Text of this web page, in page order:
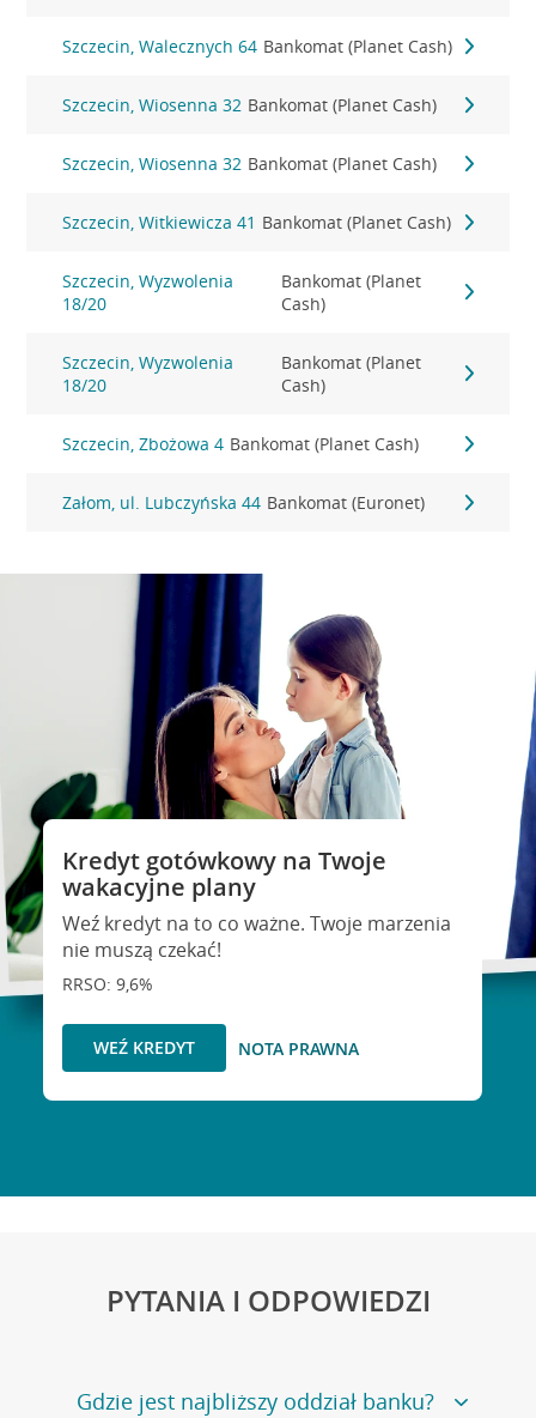
Szczecin, Walecznych 64 Bankomat (Planet Cash)
Szczecin, Wiosenna 32 Bankomat (Planet Cash)
Szczecin, Wiosenna 32 Bankomat (Planet Cash)
Szczecin, Witkiewicza 41 Bankomat (Planet Cash)
Szczecin, Wyzwolenia
18/20
Bankomat (Planet
Cash)
Szczecin, Wyzwolenia
18/20
Bankomat (Planet
Cash)
Szczecin, Zbożowa 4 Bankomat (Planet Cash)
Załom, ul. Lubczyńska 44 Bankomat (Euronet)
Kredyt gotówkowy na Twoje
wakacyjne plany
Weź kredyt na to co ważne. Twoje marzenia
nie muszą czekać!
RRSO: 9,6%
WEŹ KREDYT NOTA PRAWNA
PYTANIA I ODPOWIEDZI
Gdzie jest najbliższy oddział banku?